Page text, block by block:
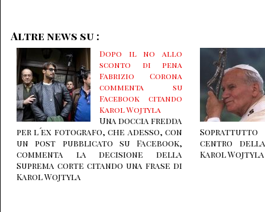
Altre news su :
Dopo il no allo
sconto di pena
Fabrizio Corona
commenta su
Facebook citando
Karol Wojtyla
Una doccia fredda
per l´ex fotografo, che adesso, con
un post pubblicato su Facebook,
commenta la decisione della
Suprema corte citando una frase di
Karol Wojtyla
centro della
Karol Wojtyla